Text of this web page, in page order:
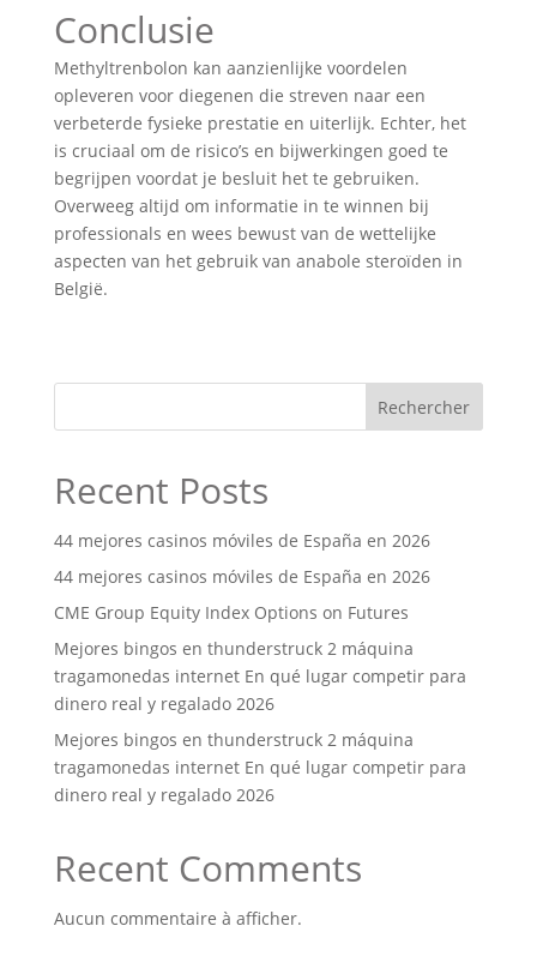
Conclusie
Methyltrenbolon kan aanzienlijke voordelen
opleveren voor diegenen die streven naar een
verbeterde fysieke prestatie en uiterlijk. Echter, het
is cruciaal om de risico’s en bijwerkingen goed te
begrijpen voordat je besluit het te gebruiken.
Overweeg altijd om informatie in te winnen bij
professionals en wees bewust van de wettelijke
aspecten van het gebruik van anabole steroïden in
België.
Rechercher
Recent Posts
44 mejores casinos móviles de España en 2026
44 mejores casinos móviles de España en 2026
CME Group Equity Index Options on Futures
Mejores bingos en thunderstruck 2 máquina
tragamonedas internet En qué lugar competir para
dinero real y regalado 2026
Mejores bingos en thunderstruck 2 máquina
tragamonedas internet En qué lugar competir para
dinero real y regalado 2026
Recent Comments
Aucun commentaire à afficher.